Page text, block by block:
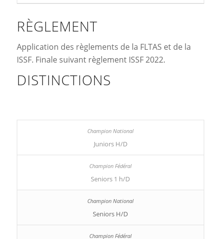
RÈGLEMENT
Application des règlements de la FLTAS et de la
ISSF. Finale suivant règlement ISSF 2022.
DISTINCTIONS
Juniors H/D
Seniors 1 h/D
Seniors H/D